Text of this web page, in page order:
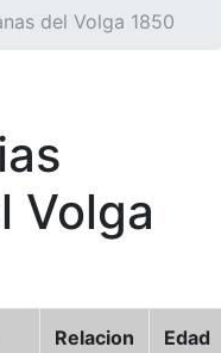
del Volga 1850
Volga
Relacion
Edad